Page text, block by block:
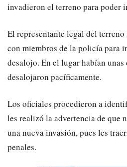
invadieron el terreno para poder
El representante legal del
con miembros de la policía para
desalojo. En el lugar habían unas
desalojaron pacíficamente.
Los oficiales procedieron a
les realizó la advertencia de que
una nueva invasión, pues les
penales.